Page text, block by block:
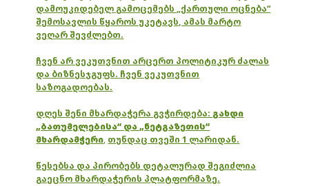
დამოუკიდებელ გამოცემებს „ქართული ოცნება“
შემოსავლის წყაროს უკეტავს, ამას მარტო
ვეღარ შევძლებთ.
ჩვენ არ ვეკუთვნით არცერთ პოლიტიკურ ძალას
და ბიზნესჯგუფს. ჩვენ ვეკუთვნით
საზოგადოებას.
დღეს შენი მხარდაჭერა გვჭირდება: გახდი
„ბათუმელებისა“ და „ნეტგაზეთის“
მხარდამჭერი, თუნდაც თვეში 1 ლარიდან.
წესებსა და პირობებს დეტალურად შეგიძლია
გაეცნო მხარდაჭერის პლატფორმაზე.